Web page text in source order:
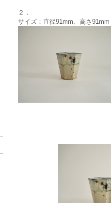
２．
サイズ：直径91mm、高さ91mm